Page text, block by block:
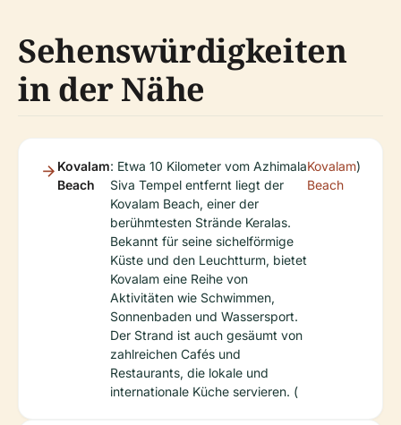
Sehenswürdigkeiten
in der Nähe
Kovalam
Beach
: Etwa 10 Kilometer vom Azhimala
Siva Tempel entfernt liegt der
Kovalam Beach, einer der
berühmtesten Strände Keralas.
Bekannt für seine sichelförmige
Küste und den Leuchtturm, bietet
Kovalam eine Reihe von
Aktivitäten wie Schwimmen,
Sonnenbaden und Wassersport.
Der Strand ist auch gesäumt von
zahlreichen Cafés und
Restaurants, die lokale und
internationale Küche servieren. (
Kovalam
Beach
)